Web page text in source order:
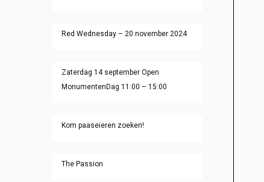
Red Wednesday – 20 november 2024
Zaterdag 14 september Open
MonumentenDag 11:00 – 15:00
Kom paaseieren zoeken!
The Passion